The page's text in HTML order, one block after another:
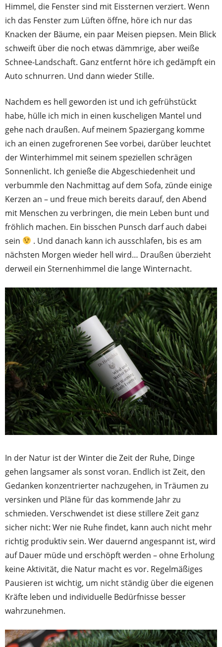
Himmel, die Fenster sind mit Eissternen verziert. Wenn
ich das Fenster zum Lüften öffne, höre ich nur das
Knacken der Bäume, ein paar Meisen piepsen. Mein Blick
schweift über die noch etwas dämmrige, aber weiße
Schnee-Landschaft. Ganz entfernt höre ich gedämpft ein
Auto schnurren. Und dann wieder Stille.
Nachdem es hell geworden ist und ich gefrühstückt
habe, hülle ich mich in einen kuscheligen Mantel und
gehe nach draußen. Auf meinem Spaziergang komme
ich an einen zugefrorenen See vorbei, darüber leuchtet
der Winterhimmel mit seinem speziellen schrägen
Sonnenlicht. Ich genieße die Abgeschiedenheit und
verbummle den Nachmittag auf dem Sofa, zünde einige
Kerzen an – und freue mich bereits darauf, den Abend
mit Menschen zu verbringen, die mein Leben bunt und
fröhlich machen. Ein bisschen Punsch darf auch dabei
sein
. Und danach kann ich ausschlafen, bis es am
nächsten Morgen wieder hell wird… Draußen überzieht
derweil ein Sternenhimmel die lange Winternacht.
In der Natur ist der Winter die Zeit der Ruhe, Dinge
gehen langsamer als sonst voran. Endlich ist Zeit, den
Gedanken konzentrierter nachzugehen, in Träumen zu
versinken und Pläne für das kommende Jahr zu
schmieden. Verschwendet ist diese stillere Zeit ganz
sicher nicht: Wer nie Ruhe findet, kann auch nicht mehr
richtig produktiv sein. Wer dauernd angespannt ist, wird
auf Dauer müde und erschöpft werden – ohne Erholung
keine Aktivität, die Natur macht es vor. Regelmäßiges
Pausieren ist wichtig, um nicht ständig über die eigenen
Kräfte leben und individuelle Bedürfnisse besser
wahrzunehmen.